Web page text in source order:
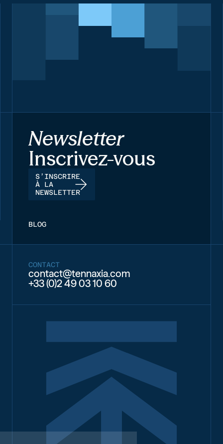
Newsletter
Inscrivez-vous
S’INSCRIRE
À LA
NEWSLETTER
BLOG
CONTACT
contact@tennaxia.com
+33 (0)2 49 03 10 60